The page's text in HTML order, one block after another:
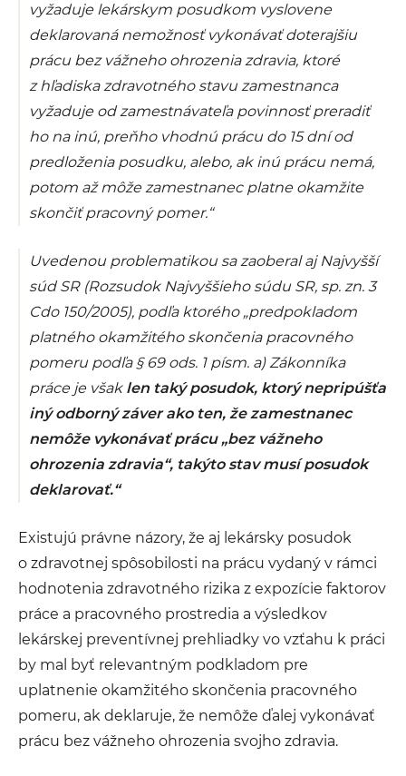
vyžaduje lekárskym posudkom vyslovene
deklarovaná nemožnosť vykonávať doterajšiu
prácu bez vážneho ohrozenia zdravia, ktoré
z hľadiska zdravotného stavu zamestnanca
vyžaduje od zamestnávateľa povinnosť preradiť
ho na inú, preňho vhodnú prácu do 15 dní od
predloženia posudku, alebo, ak inú prácu nemá,
potom až môže zamestnanec platne okamžite
skončiť pracovný pomer.“
Uvedenou problematikou sa zaoberal aj Najvyšší
súd SR (Rozsudok Najvyššieho súdu SR, sp. zn. 3
Cdo 150/2005), podľa ktorého „predpokladom
platného okamžitého skončenia pracovného
pomeru podľa § 69 ods. 1 písm. a) Zákonníka
práce je však len taký posudok, ktorý nepripúšťa
iný odborný záver ako ten, že zamestnanec
nemôže vykonávať prácu „bez vážneho
ohrozenia zdravia“, takýto stav musí posudok
deklarovať.“
Existujú právne názory, že aj lekársky posudok
o zdravotnej spôsobilosti na prácu vydaný v rámci
hodnotenia zdravotného rizika z expozície faktorov
práce a pracovného prostredia a výsledkov
lekárskej preventívnej prehliadky vo vzťahu k práci
by mal byť relevantným podkladom pre
uplatnenie okamžitého skončenia pracovného
pomeru, ak deklaruje, že nemôže ďalej vykonávať
prácu bez vážneho ohrozenia svojho zdravia.